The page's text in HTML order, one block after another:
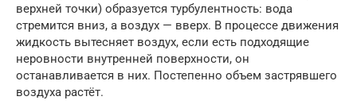
верхней точки) образуется турбулентность: вода
стремится вниз, а воздух — вверх. В процессе движения
жидкость вытесняет воздух, если есть подходящие
неровности внутренней поверхности, он
останавливается в них. Постепенно объем застрявшего
воздуха растёт.